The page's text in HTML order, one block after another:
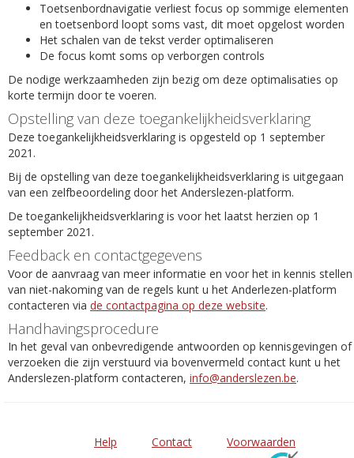
Toetsenbordnavigatie verliest focus op sommige elementen
en toetsenbord loopt soms vast, dit moet opgelost worden
Het schalen van de tekst verder optimaliseren
De focus komt soms op verborgen controls
De nodige werkzaamheden zijn bezig om deze optimalisaties op
korte termijn door te voeren.
Opstelling van deze toegankelijkheidsverklaring
Deze toegankelijkheidsverklaring is opgesteld op 1 september
2021.
Bij de opstelling van deze toegankelijkheidsverklaring is uitgegaan
van een zelfbeoordeling door het Anderslezen-platform.
De toegankelijkheidsverklaring is voor het laatst herzien op 1
september 2021.
Feedback en contactgegevens
Voor de aanvraag van meer informatie en voor het in kennis stellen
van niet-nakoming van de regels kunt u het Anderlezen-platform
contacteren via de contactpagina op deze website.
Handhavingsprocedure
In het geval van onbevredigende antwoorden op kennisgevingen of
verzoeken die zijn verstuurd via bovenvermeld contact kunt u het
Anderslezen-platform contacteren, info@anderslezen.be.
Help Contact
Voorwaarden